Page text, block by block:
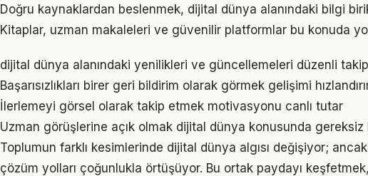
Doğru kaynaklardan beslenmek, dijital dünya alanındaki bilgi
Kitaplar, uzman makaleleri ve güvenilir platformlar bu konuda
dijital dünya alanındaki yenilikleri ve güncellemeleri düzenli
Başarısızlıkları birer geri bildirim olarak görmek gelişimi
İlerlemeyi görsel olarak takip etmek motivasyonu canlı tutar
Uzman görüşlerine açık olmak dijital dünya konusunda
Toplumun farklı kesimlerinde dijital dünya algısı değişiyor;
çözüm yolları çoğunlukla örtüşüyor. Bu ortak paydayı